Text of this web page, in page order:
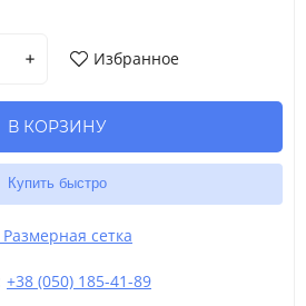
Избранное
В КОРЗИНУ
Купить быстро
Размерная сетка
+38 (050) 185-41-89